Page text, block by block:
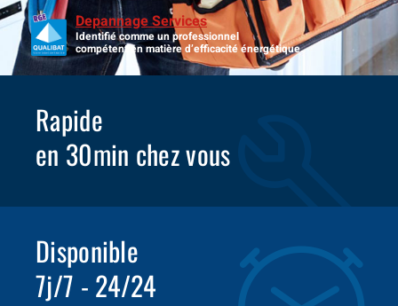
Depannage Services
Identifié comme un professionnel
compétent en matière d’efficacité énergétique.
Rapide
en 30min chez vous
Disponible
7j/7 - 24/24